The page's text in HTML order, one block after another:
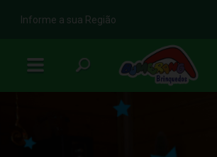
b
Informe a sua Região